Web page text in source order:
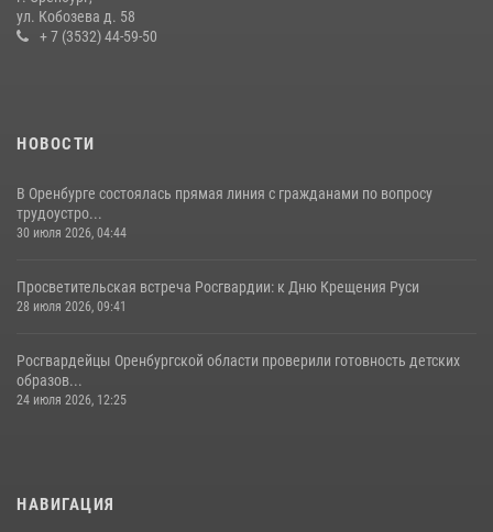
06 июля 2026, 14:45
ул. Кобозева д. 58
+ 7 (3532) 44-59-50
НОВОСТИ
В Оренбурге состоялась прямая линия с гражданами по вопросу
трудоустро...
30 июля 2026, 04:44
Просветительская встреча Росгвардии: к Дню Крещения Руси
28 июля 2026, 09:41
Росгвардейцы Оренбургской области проверили готовность детских
образов...
24 июля 2026, 12:25
НАВИГАЦИЯ